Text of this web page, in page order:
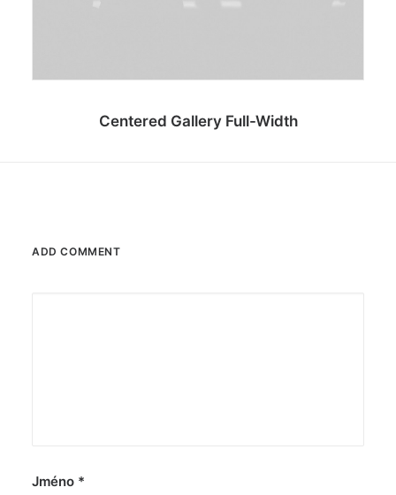
Centered Gallery Full-Width
ADD COMMENT
Jméno *